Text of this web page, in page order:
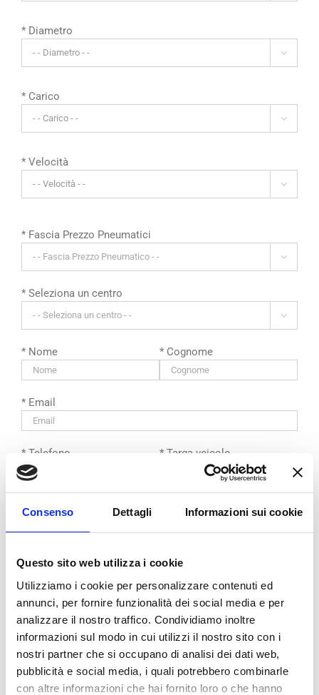
Consenso Dettagli Informazioni sui cookie
Questo sito web utilizza i cookie
Utilizziamo i cookie per personalizzare contenuti ed
annunci, per fornire funzionalità dei social media e per
analizzare il nostro traffico. Condividiamo inoltre
informazioni sul modo in cui utilizzi il nostro sito con i
nostri partner che si occupano di analisi dei dati web,
pubblicità e social media, i quali potrebbero combinarle
con altre informazioni che hai fornito loro o che hanno
* Diametro

* Carico

* Velocità

* Fascia Prezzo Pneumatici

* Seleziona un centro

* Nome * Cognome
* Email
* Telefono * Targa veicolo
appositi campi)